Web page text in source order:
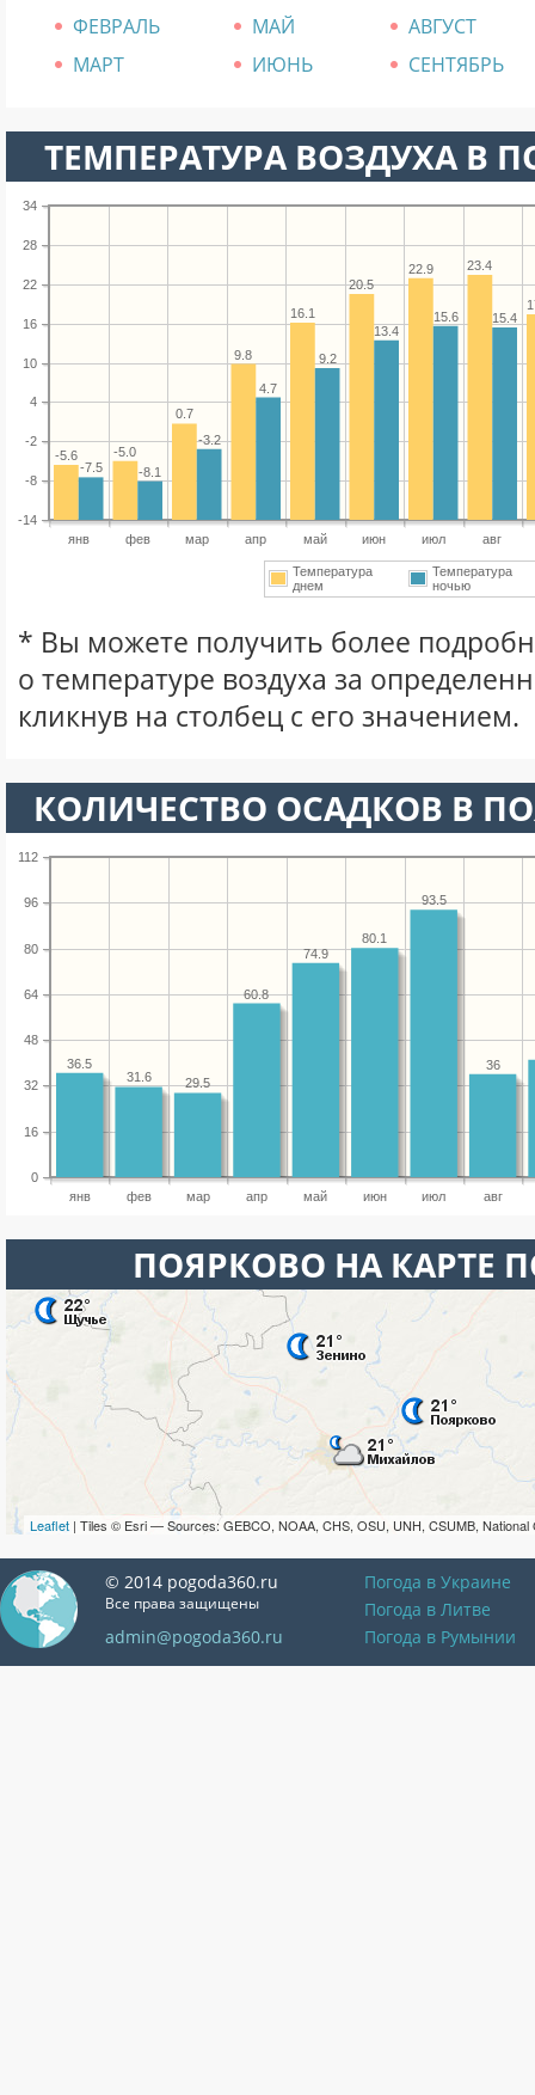
ФЕВРАЛЬ
МАЙ
АВГУСТ
МАРТ
ИЮНЬ СЕНТЯБРЬ
ТЕМПЕРАТУРА ВОЗДУХА В
янв фев мар апр май июн июл авг
-14
-8
-2
4
10
16
22
28
34
23.4
22.9
20.5
16.1
9.8
0.7
-5.0
-5.6
15.4
15.6
13.4
9.2
4.7
-3.2
-8.1
-7.5
Температура
днем
Температура
ночью
* Вы можете получить более
о температуре воздуха за
кликнув на столбец с его значением.
КОЛИЧЕСТВО ОСАДКОВ В
янв фев мар апр май июн июл авг
0
16
32
48
64
80
96
112
36
93.5
80.1
74.9
60.8
29.5
31.6
36.5
ПОЯРКОВО НА КАРТЕ
Leaflet | Tiles © Esri — Sources: GEBCO, NOAA, CHS, OSU, UNH, CSUMB, National
© 2014 pogoda360.ru
Все права защищены
admin@pogoda360.ru
Погода в Украине
Погода в Литве
Погода в Румынии